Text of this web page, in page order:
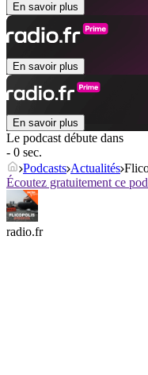
En savoir plus
En savoir plus
En savoir plus
Le podcast débute dans
- 0 sec.
Podcasts Actualités
Écoutez gratuitement ce
radio.fr